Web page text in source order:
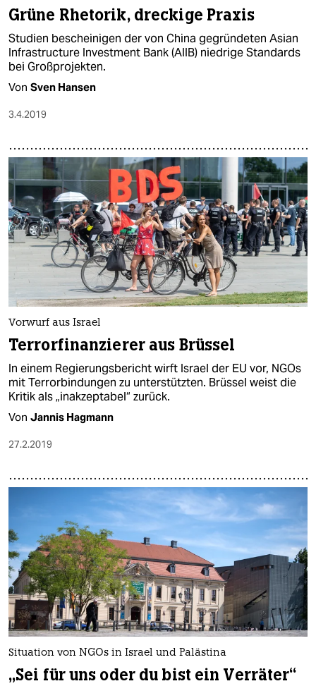
Grüne Rhetorik, dreckige Praxis
Studien bescheinigen der von China gegründeten Asian
Infrastructure Investment Bank (AIIB) niedrige Standards
bei Großprojekten.
Von Sven Hansen
3.4.2019
Vorwurf aus Israel
Terrorfinanzierer aus Brüssel
In einem Regierungsbericht wirft Israel der EU vor, NGOs
mit Terrorbindungen zu unterstützten. Brüssel weist die
Kritik als „inakzeptabel“ zurück.
Von Jannis Hagmann
27.2.2019
Situation von NGOs in Israel und Palästina
„Sei für uns oder du bist ein Verräter“